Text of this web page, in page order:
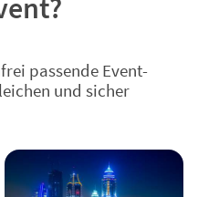
passende Event-
und sicher